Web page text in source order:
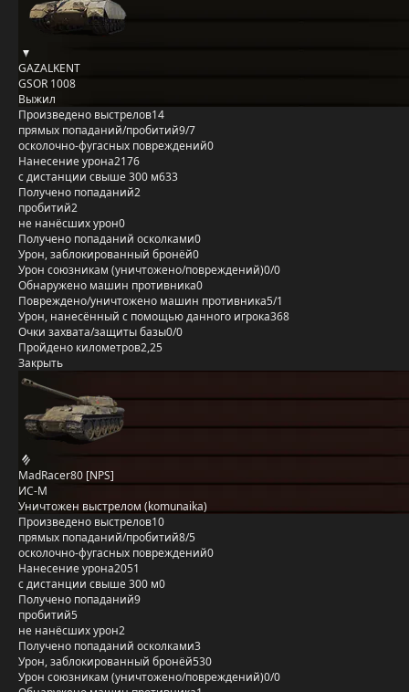
GAZALKENT
GSOR 1008
Выжил
Произведено выстрелов14
прямых попаданий/пробитий9/7
осколочно-фугасных повреждений0
Нанесение урона2176
с дистанции свыше 300 м633
Получено попаданий2
пробитий2
не нанёсших урон0
Получено попаданий осколками0
Урон, заблокированный бронёй0
Урон союзникам (уничтожено/повреждений)0/0
Обнаружено машин противника0
Повреждено/уничтожено машин противника5/1
Урон, нанесённый с помощью данного игрока368
Очки захвата/защиты базы0/0
Пройдено километров2,25
Закрыть
MadRacer80 [NPS]
ИС-М
Уничтожен выстрелом (komunaika)
Произведено выстрелов10
прямых попаданий/пробитий8/5
осколочно-фугасных повреждений0
Нанесение урона2051
с дистанции свыше 300 м0
Получено попаданий9
пробитий5
не нанёсших урон2
Получено попаданий осколками3
Урон, заблокированный бронёй530
Урон союзникам (уничтожено/повреждений)0/0